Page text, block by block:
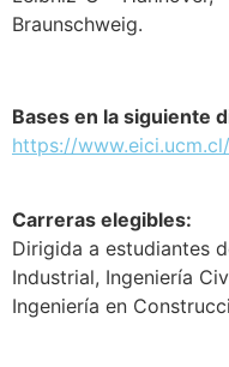
Braunschweig.
Bases en la siguiente
https://
Carreras elegibles:
Dirigida a estudiantes
Industrial, Ingeniería
Ingeniería en